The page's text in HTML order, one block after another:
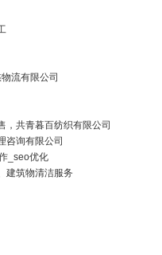
流有限公司
，共青暮百纺织有限公司
咨询有限公司
_seo优化
建筑物清洁服务